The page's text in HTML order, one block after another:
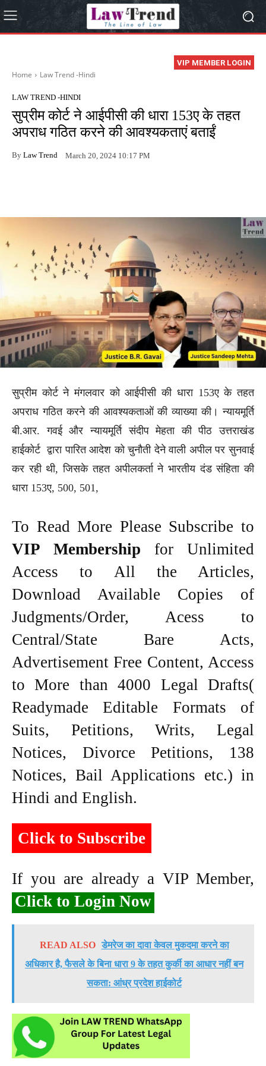
VIP MEMBER LOGIN
Home Law Trend -Hindi
LAW TREND -HINDI
सुप्रीम कोर्ट ने आईपीसी की धारा 153ए के तहत
अपराध गठित करने की आवश्यकताएं बताईं
By Law Trend March 20, 2024 10:17 PM
सुप्रीम कोर्ट ने मंगलवार को आईपीसी की धारा 153ए के तहत
अपराध गठित करने की आवश्यकताओं की व्याख्या की। न्यायमूर्ति
बी.आर. गवई और न्यायमूर्ति संदीप मेहता की पीठ उत्तराखंड
हाईकोर्ट द्वारा पारित आदेश को चुनौती देने वाली अपील पर सुनवाई
कर रही थी, जिसके तहत अपीलकर्ता ने भारतीय दंड संहिता की
धारा 153ए, 500, 501,
To Read More Please Subscribe to
VIP Membership for Unlimited
Access to All the Articles,
Download Available Copies of
Judgments/Order, Acess to
Central/State Bare Acts,
Advertisement Free Content, Access
to More than 4000 Legal Drafts(
Readymade Editable Formats of
Suits, Petitions, Writs, Legal
Notices, Divorce Petitions, 138
Notices, Bail Applications etc.) in
Hindi and English.
Click to Subscribe
If you are already a VIP Member,
Click to Login Now
READ ALSO डेमरेज का दावा केवल मुकदमा करने का
अधिकार है, फैसले के बिना धारा 9 के तहत कुर्की का आधार नहीं बन
सकता: आंध्र प्रदेश हाईकोर्ट